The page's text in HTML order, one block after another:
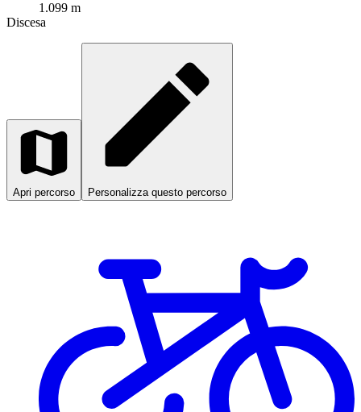
1.099 m
Discesa
Apri percorso Personalizza questo percorso